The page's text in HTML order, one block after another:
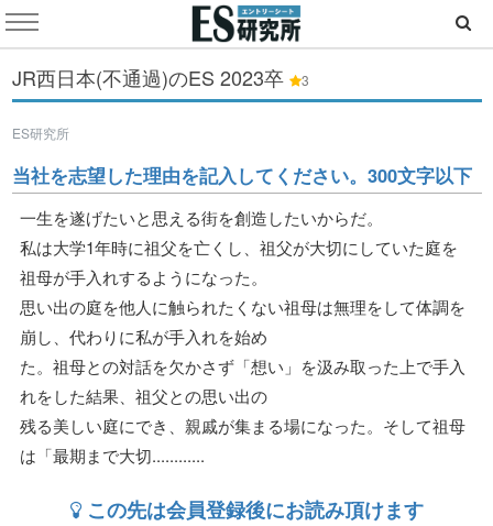
JR西日本(不通過)のES 2023卒 3
ES研究所
当社を志望した理由を記入してください。300文字以下
一生を遂げたいと思える街を創造したいからだ。
私は大学1年時に祖父を亡くし、祖父が大切にしていた庭を
祖母が手入れするようになった。
思い出の庭を他人に触られたくない祖母は無理をして体調を
崩し、代わりに私が手入れを始め
た。祖母との対話を欠かさず「想い」を汲み取った上で手入
れをした結果、祖父との思い出の
残る美しい庭にでき、親戚が集まる場になった。そして祖母
は「最期まで大切............
この先は会員登録後にお読み頂けます